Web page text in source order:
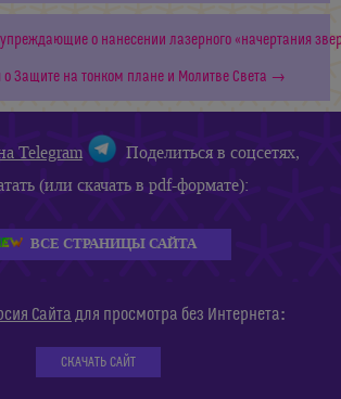
о нанесении лазерного «начертания
о Защите на тонком плане и Молитве Света →
Telegram
Поделиться в соцсетях,
(или скачать в pdf-формате):
ВСЕ СТРАНИЦЫ САЙТА
Сайта для просмотра без Интернета:
СКАЧАТЬ САЙТ